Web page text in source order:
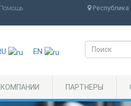
Помощь
Республика
EN
ПАРТНЕРЫ